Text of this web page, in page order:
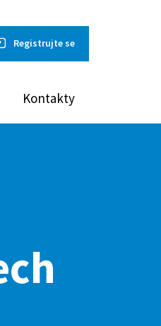
Registrujte se
Kontakty